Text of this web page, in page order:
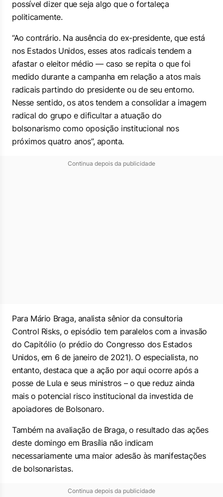
possível dizer que seja algo que o fortaleça
politicamente.
“Ao contrário. Na ausência do ex-presidente, que está
nos Estados Unidos, esses atos radicais tendem a
afastar o eleitor médio — caso se repita o que foi
medido durante a campanha em relação a atos mais
radicais partindo do presidente ou de seu entorno.
Nesse sentido, os atos tendem a consolidar a imagem
radical do grupo e dificultar a atuação do
bolsonarismo como oposição institucional nos
próximos quatro anos”, aponta.
Continua depois da publicidade
Para Mário Braga, analista sênior da consultoria
Control Risks, o episódio tem paralelos com a invasão
do Capitólio (o prédio do Congresso dos Estados
Unidos, em 6 de janeiro de 2021). O especialista, no
entanto, destaca que a ação por aqui ocorre após a
posse de Lula e seus ministros – o que reduz ainda
mais o potencial risco institucional da investida de
apoiadores de Bolsonaro.
Também na avaliação de Braga, o resultado das ações
deste domingo em Brasília não indicam
necessariamente uma maior adesão às manifestações
de bolsonaristas.
Continua depois da publicidade